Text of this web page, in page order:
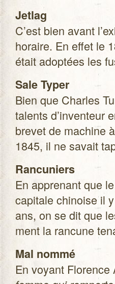
Jet­lag
C’est bien avant
horaire. En effet le
était adop­tées les
Sale Typer
Bien que Charles
talents d’inventeur
bre­vet de machine
1845, il ne savait
Ran­cu­niers
En appre­nant que
capi­tale chi­noise il
ans, on se dit que
ment la ran­cune
Mal nommé
En voyant